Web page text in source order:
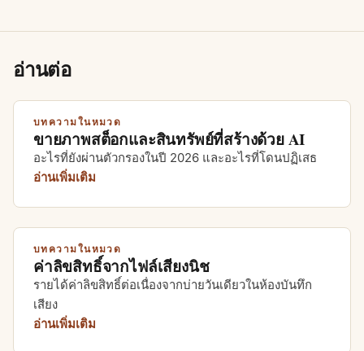
อ่านต่อ
บทความในหมวด
ขายภาพสต็อกและสินทรัพย์ที่สร้างด้วย AI
อะไรที่ยังผ่านตัวกรองในปี 2026 และอะไรที่โดนปฏิเสธ
อ่านเพิ่มเติม
บทความในหมวด
ค่าลิขสิทธิ์จากไฟล์เสียงนิช
รายได้ค่าลิขสิทธิ์ต่อเนื่องจากบ่ายวันเดียวในห้องบันทึก
เสียง
อ่านเพิ่มเติม